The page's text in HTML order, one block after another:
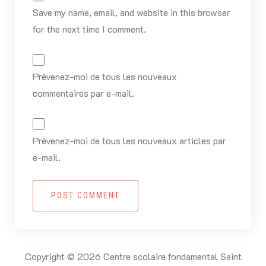
Save my name, email, and website in this browser
for the next time I comment.
Prévenez-moi de tous les nouveaux
commentaires par e-mail.
Prévenez-moi de tous les nouveaux articles par
e-mail.
POST COMMENT
Copyright © 2026 Centre scolaire fondamental Saint